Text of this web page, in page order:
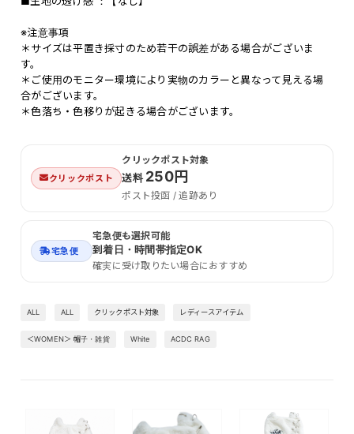
※注意事項
＊サイズは平置き採寸のため若干の誤差がある場合がございま
す。
＊ご使用のモニター環境により実物のカラーと異なって見える場
合がございます。
＊色落ち・色移りが起きる場合がございます。
クリックポスト
クリックポスト対象
送料250円
ポスト投函 / 追跡あり
宅急便
宅急便も選択可能
到着日・時間帯指定OK
確実に受け取りたい場合におすすめ
ALL ALL クリックポスト対象 レディースアイテム
＜WOMEN＞ 帽子・雑貨 White ACDC RAG